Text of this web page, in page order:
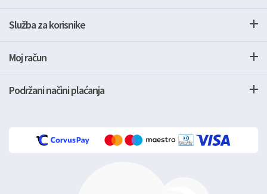
Služba za korisnike
Moj račun
Podržani načini plaćanja